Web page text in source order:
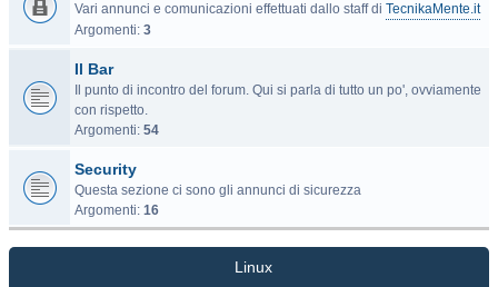
Vari annunci e comunicazioni effettuati dallo staff di TecnikaMente.it
Argomenti: 3
Il Bar
Il punto di incontro del forum. Qui si parla di tutto un po', ovviamente
con rispetto.
Argomenti: 54
Security
Questa sezione ci sono gli annunci di sicurezza
Argomenti: 16
Linux